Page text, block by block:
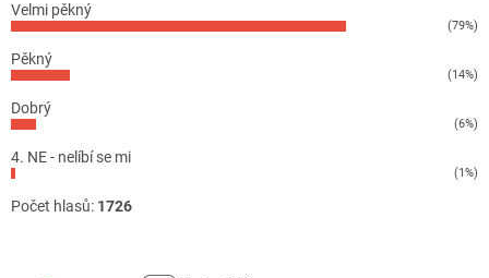
Velmi pěkný
(79%)
Pěkný
(14%)
Dobrý
(6%)
4. NE - nelíbí se mi
(1%)
Počet hlasů: 1726